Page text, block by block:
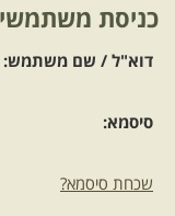
כניסת
דוא"ל / שם משתמש:
סיסמא:
שכחת סיסמא?